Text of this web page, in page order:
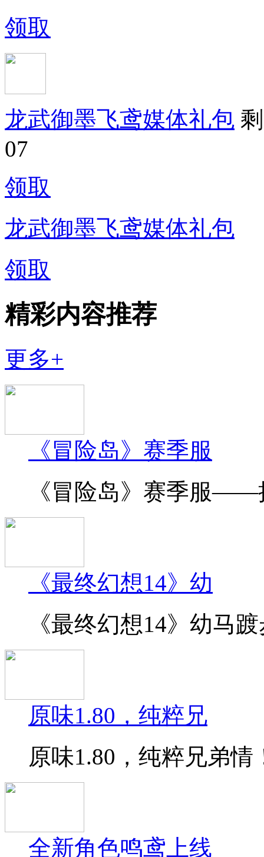
领取
龙武御墨飞鸢媒体礼包
07
领取
龙武御墨飞鸢媒体礼包
领取
精彩内容推荐
更多+
《冒险岛》赛季服
《冒险岛》赛季服——
《最终幻想14》幼
《最终幻想14》幼马
原味1.80，纯粹兄
原味1.80，纯粹兄弟
全新角色鸣鸢上线